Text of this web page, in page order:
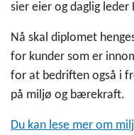
sier eier og daglig leder
Nå skal diplomet
for kunder som er
for at bedriften også i
på miljø og bærekraft.
Du kan lese mer om